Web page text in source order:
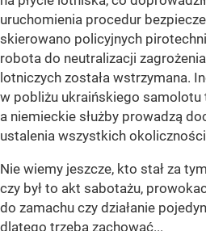
uruchomienia procedur
skierowano policyjnych
robota do neutralizacji
lotniczych została wstrzymana.
w pobliżu ukraińskiego
a niemieckie służby prowadzą
ustalenia wszystkich
Nie wiemy jeszcze, kto stał za
czy był to akt sabotażu,
do zamachu czy działanie
dlatego trzeba zachować...